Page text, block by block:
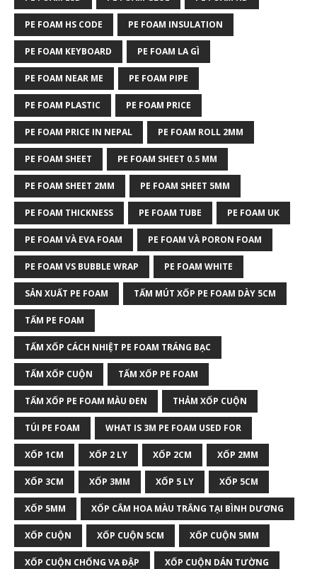
PE FOAM HS CODE PE FOAM INSULATION
PE FOAM KEYBOARD PE FOAM LA GÌ
PE FOAM NEAR ME PE FOAM PIPE
PE FOAM PLASTIC PE FOAM PRICE
PE FOAM PRICE IN NEPAL PE FOAM ROLL 2MM
PE FOAM SHEET PE FOAM SHEET 0.5 MM
PE FOAM SHEET 2MM PE FOAM SHEET 5MM
PE FOAM THICKNESS PE FOAM TUBE PE FOAM UK
PE FOAM VÀ EVA FOAM PE FOAM VÀ PORON FOAM
PE FOAM VS BUBBLE WRAP PE FOAM WHITE
SẢN XUẤT PE FOAM TẤM MÚT XỐP PE FOAM DÀY 5CM
TẤM PE FOAM
TẤM XỐP CÁCH NHIỆT PE FOAM TRÁNG BẠC
TẤM XỐP CUỘN TẤM XỐP PE FOAM
TẤM XỐP PE FOAM MÀU ĐEN THẢM XỐP CUỘN
TÚI PE FOAM WHAT IS 3M PE FOAM USED FOR
XỐP 1CM XỐP 2 LY XỐP 2CM XỐP 2MM
XỐP 3CM XỐP 3MM XỐP 5 LY XỐP 5CM
XỐP 5MM XỐP CẮM HOA MÀU TRẮNG TẠI BÌNH DƯƠNG
XỐP CUỘN XỐP CUỘN 5CM XỐP CUỘN 5MM
XỐP CUỘN CHỐNG VA ĐẬP XỐP CUỘN DÁN TƯỜNG